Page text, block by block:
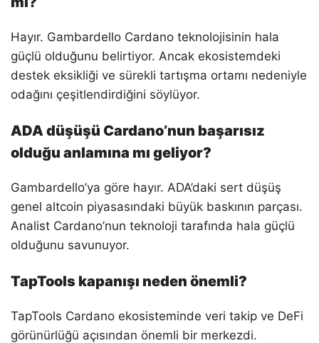
Hayır. Gambardello Cardano teknolojisinin hala
güçlü olduğunu belirtiyor. Ancak ekosistemdeki
destek eksikliği ve sürekli tartışma ortamı nedeniyle
odağını çeşitlendirdiğini söylüyor.
ADA düşüşü Cardano’nun başarısız
olduğu anlamına mı geliyor?
Gambardello’ya göre hayır. ADA’daki sert düşüş
genel altcoin piyasasındaki büyük baskının parçası.
Analist Cardano’nun teknoloji tarafında hala güçlü
olduğunu savunuyor.
TapTools kapanışı neden önemli?
TapTools Cardano ekosisteminde veri takip ve DeFi
görünürlüğü açısından önemli bir merkezdi.